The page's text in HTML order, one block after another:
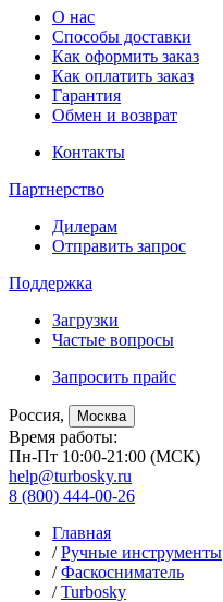
О нас
Способы доставки
Как оформить заказ
Как оплатить заказ
Гарантия
Обмен и возврат
Контакты
Партнерство
Дилерам
Отправить запрос
Поддержка
Загрузки
Частые вопросы
Запросить прайс
Россия, Москва
Время работы:
Пн-Пт 10:00-21:00 (МСК)
help@turbosky.ru
8 (800) 444-00-26
Главная
/Ручные инструменты
/Фаскосниматель
/Turbosky